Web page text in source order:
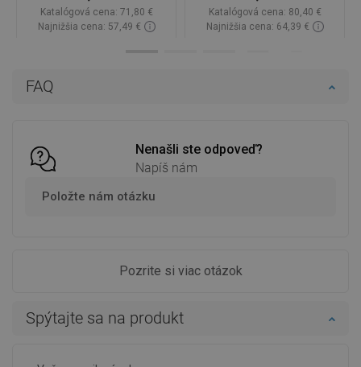
FAQ
Nenašli ste odpoveď?
Napíš nám
Položte nám otázku
Pozrite si viac otázok
Spýtajte sa na produkt
Katalógová cena: 71,80 €
Najnižšia cena: 57,49 €
Katalógová cena: 80,40 €
Najnižšia cena: 64,39 €